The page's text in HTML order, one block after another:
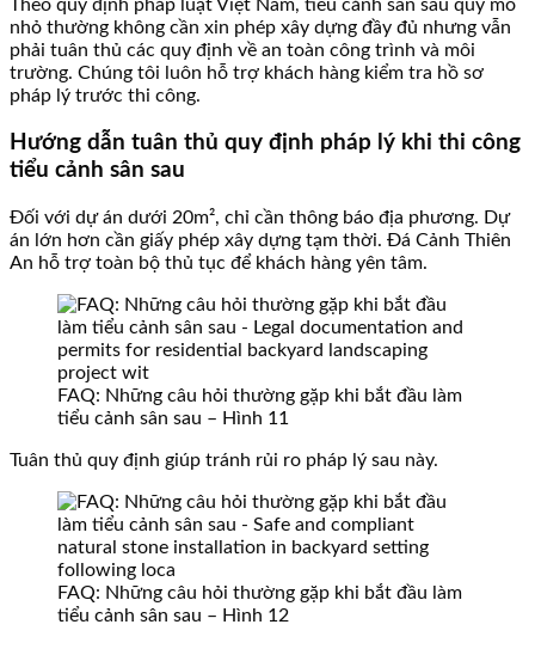
Theo quy định pháp luật Việt Nam, tiểu cảnh sân sau quy mô
nhỏ thường không cần xin phép xây dựng đầy đủ nhưng vẫn
phải tuân thủ các quy định về an toàn công trình và môi
trường. Chúng tôi luôn hỗ trợ khách hàng kiểm tra hồ sơ
pháp lý trước thi công.
Hướng dẫn tuân thủ quy định pháp lý khi thi công
tiểu cảnh sân sau
Đối với dự án dưới 20m², chỉ cần thông báo địa phương. Dự
án lớn hơn cần giấy phép xây dựng tạm thời. Đá Cảnh Thiên
An hỗ trợ toàn bộ thủ tục để khách hàng yên tâm.
FAQ: Những câu hỏi thường gặp khi bắt đầu làm
tiểu cảnh sân sau – Hình 11
Tuân thủ quy định giúp tránh rủi ro pháp lý sau này.
FAQ: Những câu hỏi thường gặp khi bắt đầu làm
tiểu cảnh sân sau – Hình 12